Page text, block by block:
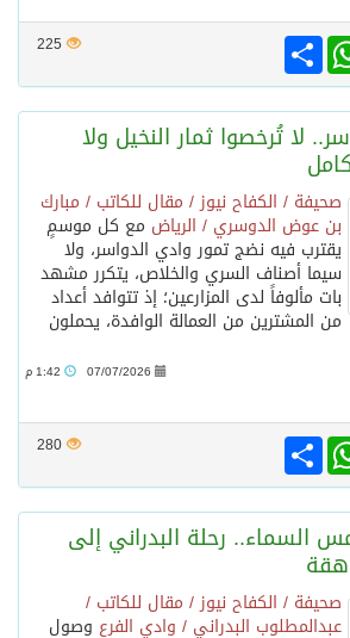
225 Share
لا تُرخصوا ثمار النخيل ولا
صحيفة / الكفاح نيوز / مقال للكاتب / مبارك
بن عوض الدوسري / الرياض مع كل موسمٍ
يقترب فيه نضج تمور وادي الدواسر، ولا
سيما أصناف السري والخلاص، يتكرر مشهد
بات مألوفاً لدى المزارعين؛ إذ تتوافد أعداد
من المشترين من العمالة الوافدة، يحملون
07/07/2026
280 Share
السماء.. رحلة البدراني إلى
صحيفة / الكفاح نيوز / مقال للكاتب /
عبدالمطلوب البدراني / وادي الفرع وصول